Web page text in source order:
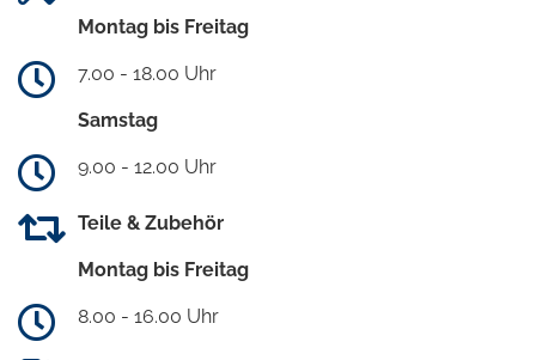
Montag bis Freitag
7.00 - 18.00 Uhr
Samstag
9.00 - 12.00 Uhr
Teile & Zubehör
Montag bis Freitag
8.00 - 16.00 Uhr